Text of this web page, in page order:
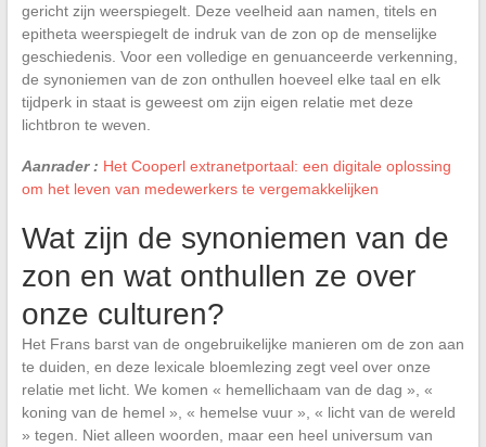
gericht zijn weerspiegelt. Deze veelheid aan namen, titels en
epitheta weerspiegelt de indruk van de zon op de menselijke
geschiedenis. Voor een volledige en genuanceerde verkenning,
de synoniemen van de zon onthullen hoeveel elke taal en elk
tijdperk in staat is geweest om zijn eigen relatie met deze
lichtbron te weven.
Aanrader : Het Cooperl extranetportaal: een digitale oplossing
om het leven van medewerkers te vergemakkelijken
Wat zijn de synoniemen van de
zon en wat onthullen ze over
onze culturen?
Het Frans barst van de ongebruikelijke manieren om de zon aan
te duiden, en deze lexicale bloemlezing zegt veel over onze
relatie met licht. We komen « hemellichaam van de dag », «
koning van de hemel », « hemelse vuur », « licht van de wereld
» tegen. Niet alleen woorden, maar een heel universum van